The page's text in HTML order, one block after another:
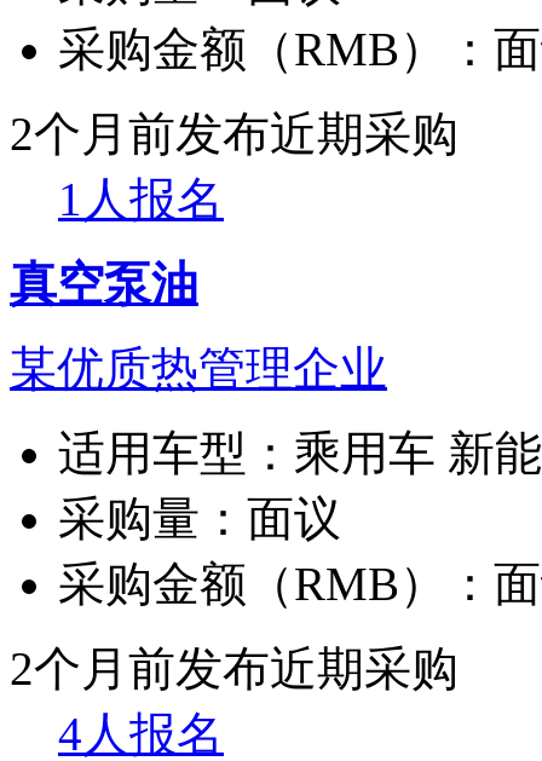
采购金额（RMB）：
2个月前发布近期采购
1人报名
真空泵油
某优质热管理企业
适用车型： 乘用车 新
采购量： 面议
采购金额（RMB）：
2个月前发布近期采购
4人报名